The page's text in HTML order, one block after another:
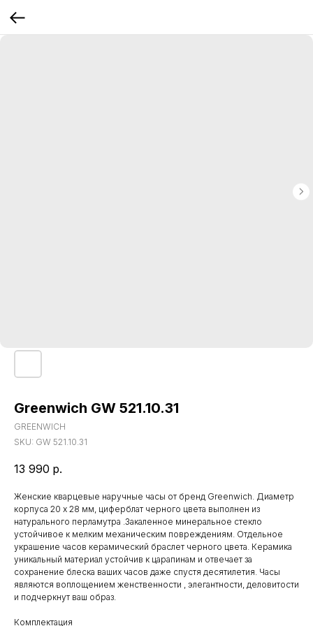
Greenwich GW 521.10.31
GREENWICH
SKU: GW 521.10.31
13 990 р.
Женские кварцевые наручные часы от бренд Greenwich. Диаметр
корпуса 20 x 28 мм, циферблат черного цвета выполнен из
натурального перламутра .Закаленное минеральное стекло
устойчивое к мелким механическим повреждениям. Отдельное
украшение часов керамический браслет черного цвета. Керамика
уникальный материал устойчив к царапинам и отвечает за
сохранение блеска ваших часов даже спустя десятилетия. Часы
являются воплощением женственности , элегантности, деловитости
и подчеркнут ваш образ.
Комплектация